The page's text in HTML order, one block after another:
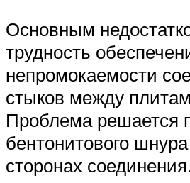
Основным
трудность
непромокаемости
стыков между
Проблема решается
бентонитового
сторонах